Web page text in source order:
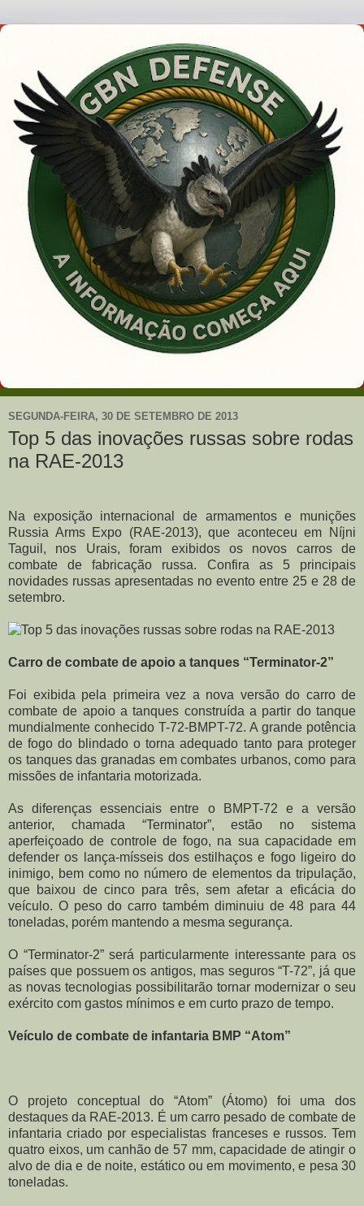
SEGUNDA-FEIRA, 30 DE SETEMBRO DE 2013
Top 5 das inovações russas sobre rodas
na RAE-2013
Na exposição internacional de armamentos e munições
Russia Arms Expo (RAE-2013), que aconteceu em Níjni
Taguil, nos Urais, foram exibidos os novos carros de
combate de fabricação russa. Confira as 5 principais
novidades russas apresentadas no evento entre 25 e 28 de
setembro.
Carro de combate de apoio a tanques “Terminator-2”
Foi exibida pela primeira vez a nova versão do carro de
combate de apoio a tanques construída a partir do tanque
mundialmente conhecido T-72-BMPT-72. A grande potência
de fogo do blindado o torna adequado tanto para proteger
os tanques das granadas em combates urbanos, como para
missões de infantaria motorizada.
As diferenças essenciais entre o BMPT-72 e a versão
anterior, chamada “Terminator”, estão no sistema
aperfeiçoado de controle de fogo, na sua capacidade em
defender os lança-mísseis dos estilhaços e fogo ligeiro do
inimigo, bem como no número de elementos da tripulação,
que baixou de cinco para três, sem afetar a eficácia do
veículo. O peso do carro também diminuiu de 48 para 44
toneladas, porém mantendo a mesma segurança.
O “Terminator-2” será particularmente interessante para os
países que possuem os antigos, mas seguros “T-72”, já que
as novas tecnologias possibilitarão tornar modernizar o seu
exército com gastos mínimos e em curto prazo de tempo.
Veículo de combate de infantaria BMP “Atom”
O projeto conceptual do “Atom” (Átomo) foi uma dos
destaques da RAE-2013. É um carro pesado de combate de
infantaria criado por especialistas franceses e russos. Tem
quatro eixos, um canhão de 57 mm, capacidade de atingir o
alvo de dia e de noite, estático ou em movimento, e pesa 30
toneladas.